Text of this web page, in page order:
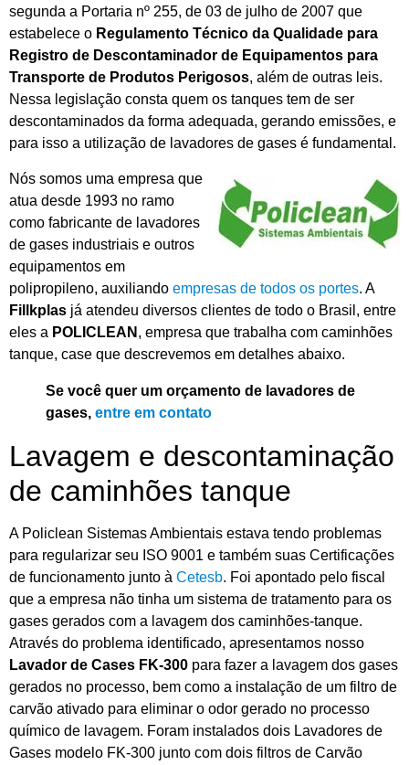
segunda a Portaria nº 255, de 03 de julho de 2007 que
estabelece o Regulamento Técnico da Qualidade para
Registro de Descontaminador de Equipamentos para
Transporte de Produtos Perigosos, além de outras leis.
Nessa legislação consta quem os tanques tem de ser
descontaminados da forma adequada, gerando emissões, e
para isso a utilização de lavadores de gases é fundamental.
Nós somos uma empresa que
atua desde 1993 no ramo
como fabricante de lavadores
de gases industriais e outros
equipamentos em
polipropileno, auxiliando empresas de todos os portes. A
Fillkplas já atendeu diversos clientes de todo o Brasil, entre
eles a POLICLEAN , empresa que trabalha com caminhões
tanque, case que descrevemos em detalhes abaixo.
Se você quer um orçamento de lavadores de
gases, entre em contato
Lavagem e descontaminação
de caminhões tanque
A Policlean Sistemas Ambientais estava tendo problemas
para regularizar seu ISO 9001 e também suas Certificações
de funcionamento junto à Cetesb. Foi apontado pelo fiscal
que a empresa não tinha um sistema de tratamento para os
gases gerados com a lavagem dos caminhões-tanque.
Através do problema identificado, apresentamos nosso
Lavador de Cases FK-300 para fazer a lavagem dos gases
gerados no processo, bem como a instalação de um filtro de
carvão ativado para eliminar o odor gerado no processo
químico de lavagem. Foram instalados dois Lavadores de
Gases modelo FK-300 junto com dois filtros de Carvão